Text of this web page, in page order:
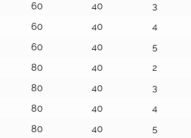
60 40 3
60 40 4
60 40 5
80 40 2
80 40 3
80 40 4
80 40 5